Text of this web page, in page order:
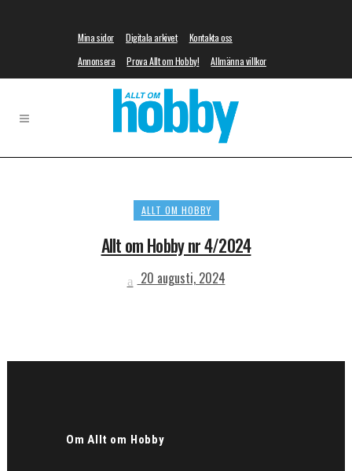
Mina sidor Digitala arkivet
Kontakta oss
Annonsera
Prova Allt om Hobby! Allmänna villkor
ALLT OM HOBBY
Allt om Hobby nr 4/2024
20 augusti, 2024
Om Allt om Hobby